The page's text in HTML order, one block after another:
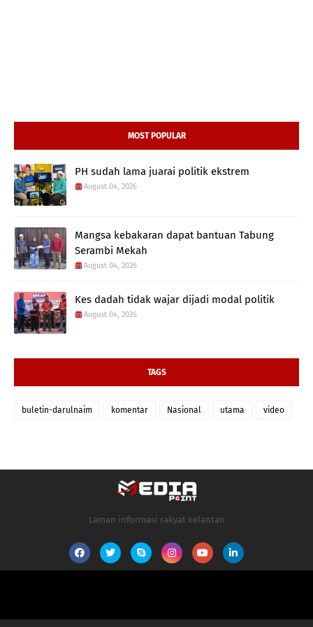
MOST POPULAR
PH sudah lama juarai politik ekstrem
August 04, 2026
Mangsa kebakaran dapat bantuan Tabung
Serambi Mekah
August 04, 2026
Kes dadah tidak wajar dijadi modal politik
August 04, 2026
TAGS
buletin-darulnaim komentar Nasional utama video
Laman informasi rakyat kelantan